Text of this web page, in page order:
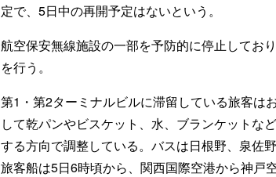
定で、5日中の再開予定はないという。
航空保安無線施設の一部を予防的に停止してお
を行う。
第1・第2ターミナルビルに滞留している旅客は
して乾パンやビスケット、水、ブランケットな
する方向で調整している。バスは日根野、泉佐
旅客船は5日6時頃から、関西国際空港から神戸